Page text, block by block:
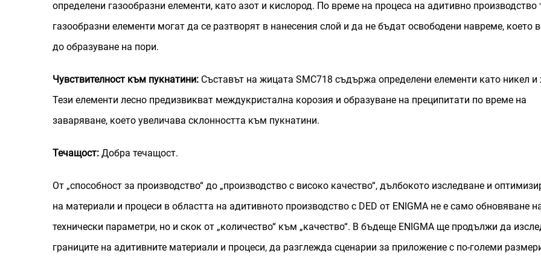
определени газообразни елементи, като азот и кислород. По време на процеса на адитивно производство
газообразни елементи могат да се разтворят в нанесения слой и да не бъдат освободени навреме, което
до образуване на пори.
Чувствителност към пукнатини: Съставът на жицата SMC718 съдържа определени елементи като никел и
Тези елементи лесно предизвикват междукристална корозия и образуване на преципитати по време на
заваряване, което увеличава склонността към пукнатини.
Течащост: Добра течащост.
От „способност за производство“ до „производство с високо качество“, дълбокото изследване и
на материали и процеси в областта на адитивното производство с DED от ENIGMA не е само обновяване
технически параметри, но и скок от „количество“ към „качество“. В бъдеще ENIGMA ще продължи да
границите на адитивните материали и процеси, да разглежда сценарии за приложение с по-големи